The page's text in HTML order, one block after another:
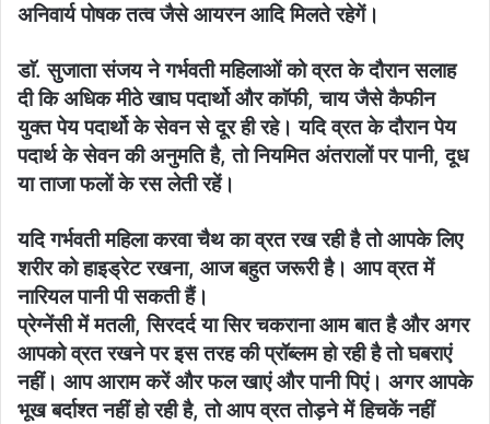
अनिवार्य पोषक तत्व जैसे आयरन आदि मिलते रहेगें।
डाॅ. सुजाता संजय ने गर्भवती महिलाओं को व्रत के दौरान सलाह
दी कि अधिक मीठे खाघ पदार्थो और काॅफी, चाय जैसे कैफीन
युक्त पेय पदार्थो के सेवन से दूर ही रहे। यदि व्रत के दौरान पेय
पदार्थ के सेवन की अनुमति है, तो नियमित अंतरालों पर पानी, दूध
या ताजा फलों के रस लेती रहें।
यदि गर्भवती महिला करवा चैथ का व्रत रख रही है तो आपके लिए
शरीर को हाइड्रेट रखना, आज बहुत जरूरी है। आप व्रत में
नारियल पानी पी सकती हैं।
प्रेग्नेंसी में मतली, सिरदर्द या सिर चकराना आम बात है और अगर
आपको व्रत रखने पर इस तरह की प्रॉब्लम हो रही है तो घबराएं
नहीं। आप आराम करें और फल खाएं और पानी पिएं। अगर आपके
भूख बर्दाश्त नहीं हो रही है, तो आप व्रत तोड़ने में हिचकें नहीं